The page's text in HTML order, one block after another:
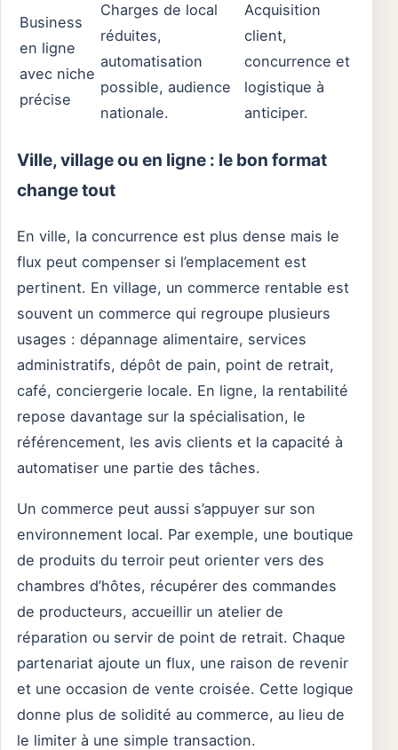
Business
en ligne
avec niche
précise
Charges de local
réduites,
automatisation
possible, audience
nationale.
Acquisition
client,
concurrence et
logistique à
anticiper.
Ville, village ou en ligne : le bon format
change tout
En ville, la concurrence est plus dense mais le
flux peut compenser si l’emplacement est
pertinent. En village, un commerce rentable est
souvent un commerce qui regroupe plusieurs
usages : dépannage alimentaire, services
administratifs, dépôt de pain, point de retrait,
café, conciergerie locale. En ligne, la rentabilité
repose davantage sur la spécialisation, le
référencement, les avis clients et la capacité à
automatiser une partie des tâches.
Un commerce peut aussi s’appuyer sur son
environnement local. Par exemple, une boutique
de produits du terroir peut orienter vers des
chambres d’hôtes, récupérer des commandes
de producteurs, accueillir un atelier de
réparation ou servir de point de retrait. Chaque
partenariat ajoute un flux, une raison de revenir
et une occasion de vente croisée. Cette logique
donne plus de solidité au commerce, au lieu de
le limiter à une simple transaction.